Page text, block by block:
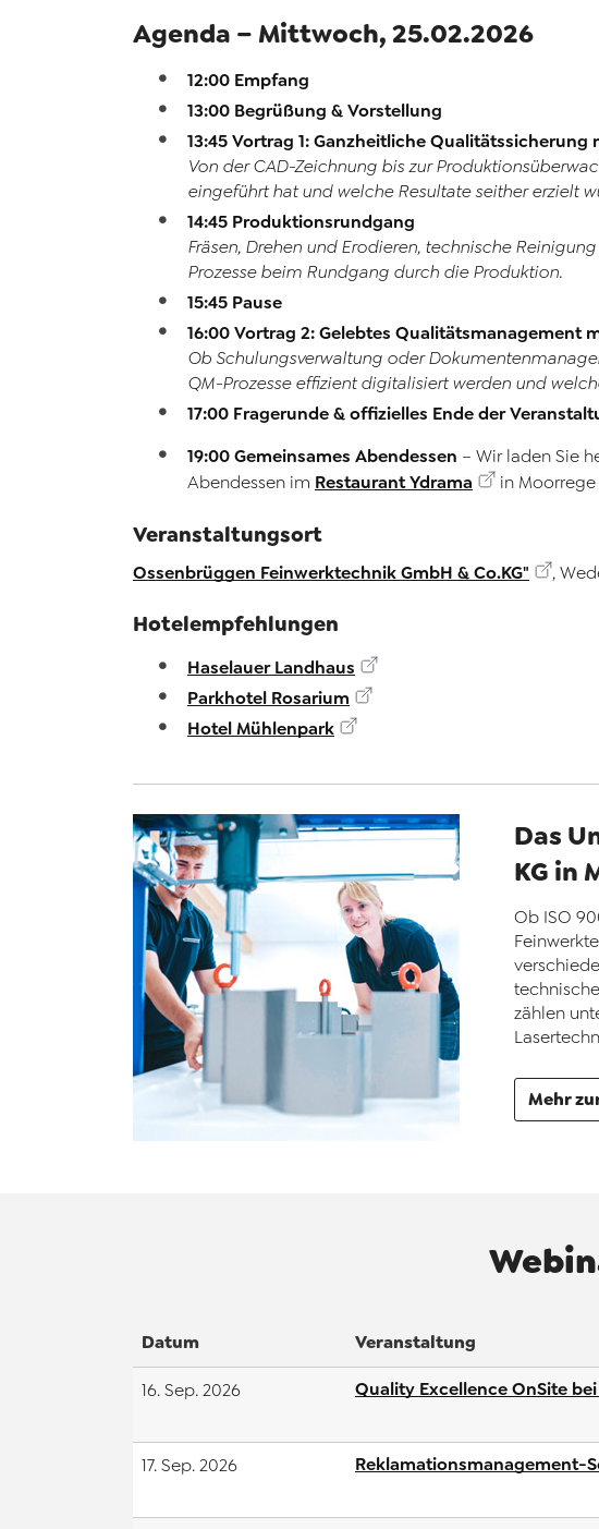
Agenda – Mittwoch, 25.02.2026
12:00 Empfang
13:00 Begrüßung & Vorstellung
13:45 Vortrag 1: Ganzheitliche Qualitätssicherung
Von der CAD-Zeichnung bis zur
eingeführt hat und welche Resultate seither erzielt
14:45 Produktionsrundgang
Fräsen, Drehen und Erodieren, technische
Prozesse beim Rundgang durch die Produktion.
15:45 Pause
16:00 Vortrag 2: Gelebtes Qualitätsmanagement
Ob Schulungsverwaltung oder
QM-Prozesse effizient digitalisiert werden und
17:00 Fragerunde & offizielles Ende der
19:00 Gemeinsames Abendessen – Wir laden Sie
Abendessen im Restaurant Ydrama in Moorrege
Veranstaltungsort
Ossenbrüggen Feinwerktechnik GmbH & Co.KG" ,
Hotelempfehlungen
Haselauer Landhaus
Parkhotel Rosarium
Hotel Mühlenpark
Das
KG in
Ob ISO
zählen
Mehr
Datum Veranstaltung
16. Sep. 2026 Quality Excellence OnSite
17. Sep. 2026 Reklamationsmanagement-